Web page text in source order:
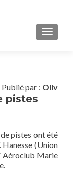
Publié par : Oliv
pistes
pistes ont été
Hanesse (Union
Aéroclub Marie